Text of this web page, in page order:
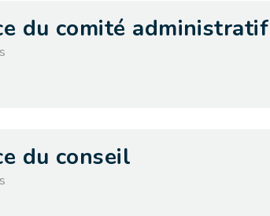
du comité administratif
du conseil